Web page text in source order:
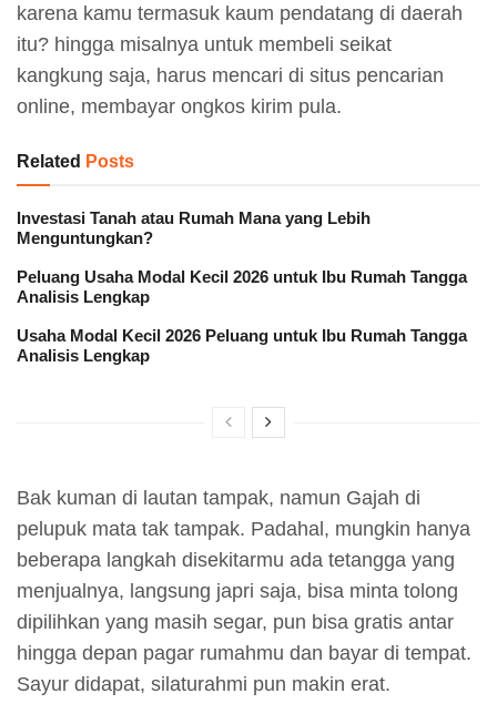
karena kamu termasuk kaum pendatang di daerah
itu? hingga misalnya untuk membeli seikat
kangkung saja, harus mencari di situs pencarian
online, membayar ongkos kirim pula.
Related Posts
Investasi Tanah atau Rumah Mana yang Lebih
Menguntungkan?
Peluang Usaha Modal Kecil 2026 untuk Ibu Rumah Tangga
Analisis Lengkap
Usaha Modal Kecil 2026 Peluang untuk Ibu Rumah Tangga
Analisis Lengkap
Bak kuman di lautan tampak, namun Gajah di
pelupuk mata tak tampak. Padahal, mungkin hanya
beberapa langkah disekitarmu ada tetangga yang
menjualnya, langsung japri saja, bisa minta tolong
dipilihkan yang masih segar, pun bisa gratis antar
hingga depan pagar rumahmu dan bayar di tempat.
Sayur didapat, silaturahmi pun makin erat.